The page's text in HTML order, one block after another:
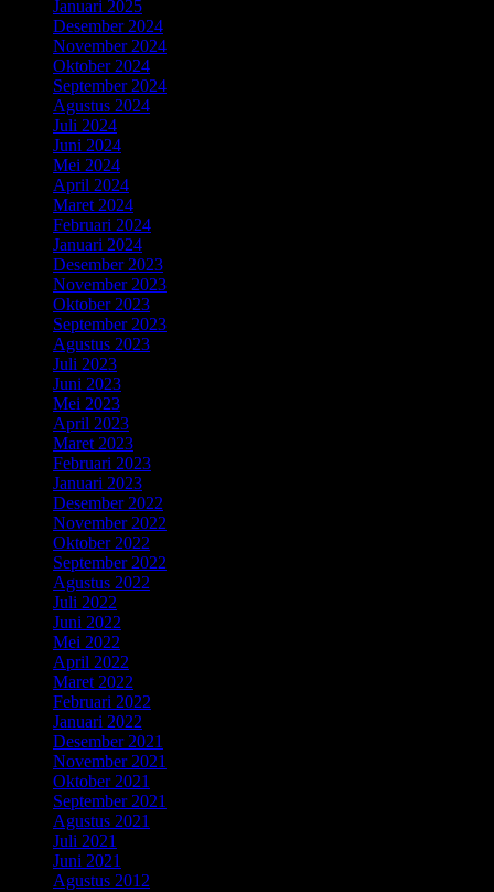
Januari 2025
Desember 2024
November 2024
Oktober 2024
September 2024
Agustus 2024
Juli 2024
Juni 2024
Mei 2024
April 2024
Maret 2024
Februari 2024
Januari 2024
Desember 2023
November 2023
Oktober 2023
September 2023
Agustus 2023
Juli 2023
Juni 2023
Mei 2023
April 2023
Maret 2023
Februari 2023
Januari 2023
Desember 2022
November 2022
Oktober 2022
September 2022
Agustus 2022
Juli 2022
Juni 2022
Mei 2022
April 2022
Maret 2022
Februari 2022
Januari 2022
Desember 2021
November 2021
Oktober 2021
September 2021
Agustus 2021
Juli 2021
Juni 2021
Agustus 2012